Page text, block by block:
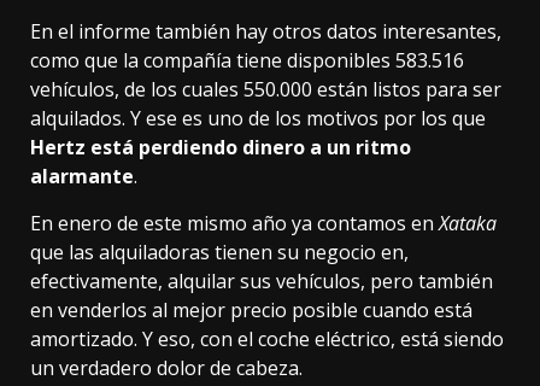
En el informe también hay otros datos interesantes,
como que la compañía tiene disponibles 583.516
vehículos, de los cuales 550.000 están listos para ser
alquilados. Y ese es uno de los motivos por los que
Hertz está perdiendo dinero a un ritmo
alarmante.
En enero de este mismo año ya contamos enXataka
que las alquiladoras tienen su negocio en,
efectivamente, alquilar sus vehículos, pero también
en venderlos al mejor precio posible cuando está
amortizado. Y eso, con el coche eléctrico, está siendo
un verdadero dolor de cabeza.